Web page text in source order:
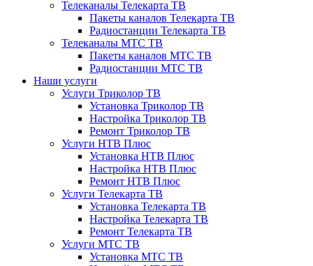
Телеканалы Телекарта ТВ
Пакеты каналов Телекарта ТВ
Радиостанции Телекарта ТВ
Телеканалы МТС ТВ
Пакеты каналов МТС ТВ
Радиостанции МТС ТВ
Наши услуги
Услуги Триколор ТВ
Установка Триколор ТВ
Настройка Триколор ТВ
Ремонт Триколор ТВ
Услуги НТВ Плюс
Установка НТВ Плюс
Настройка НТВ Плюс
Ремонт НТВ Плюс
Услуги Телекарта ТВ
Установка Телекарта ТВ
Настройка Телекарта ТВ
Ремонт Телекарта ТВ
Услуги МТС ТВ
Установка МТС ТВ